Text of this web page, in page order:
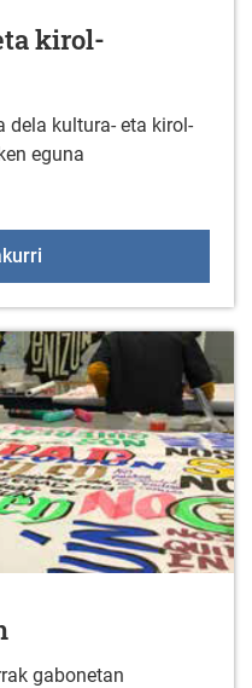
kirol-
dela kultura- eta kirol-
eguna
gabonetan